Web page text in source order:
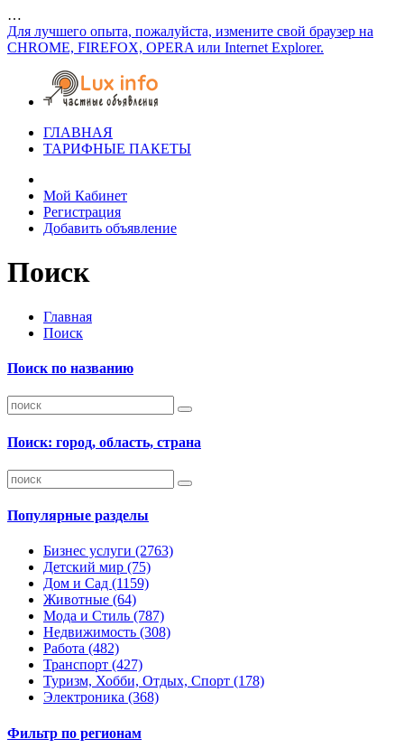
…
Для лучшего опыта, пожалуйста, измените свой браузер на
CHROME, FIREFOX, OPERA или Internet Explorer.
ГЛАВНАЯ
ТАРИФНЫЕ ПАКЕТЫ
Мой Кабинет
Регистрация
Добавить объявление
Поиск
Главная
Поиск
Поиск по названию
Поиск: город, область, страна
Популярные разделы
Бизнес услуги (2763)
Детский мир (75)
Дом и Сад (1159)
Животные (64)
Мода и Стиль (787)
Недвижимость (308)
Работа (482)
Транспорт (427)
Туризм, Хобби, Отдых, Спорт (178)
Электроника (368)
Фильтр по регионам